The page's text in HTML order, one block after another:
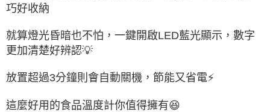
巧好收納
就算燈光昏暗也不怕，一鍵開啟LED藍光顯示，數字
更加清楚好辨認💡
放置超過3分鐘則會自動關機，節能又省電⚡
這麼好用的食品溫度計你值得擁有😆